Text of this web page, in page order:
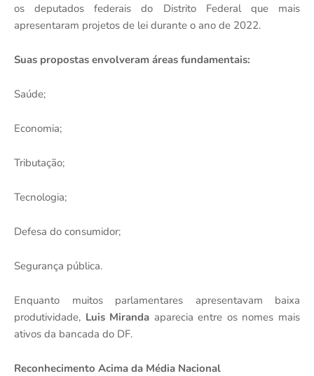
os deputados federais do Distrito Federal que mais
apresentaram projetos de lei durante o ano de 2022.
Suas propostas envolveram áreas fundamentais:
Saúde;
Economia;
Tributação;
Tecnologia;
Defesa do consumidor;
Segurança pública.
Enquanto muitos parlamentares apresentavam baixa
produtividade, Luis Miranda aparecia entre os nomes mais
ativos da bancada do DF.
Reconhecimento Acima da Média Nacional